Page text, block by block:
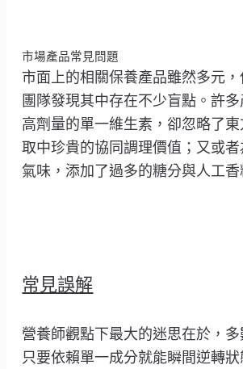
市場產品常見問題
市面上的相關保養產品雖然多元，
團隊發現其中存在不少盲點。許
高劑量的單一維生素，卻忽略了
取中珍貴的協同調理價值；又或
氣味，添加了過多的糖分與人工香
常見誤解
營養師觀點下最大的迷思在於，
只要依賴單一成分就能瞬間逆轉狀